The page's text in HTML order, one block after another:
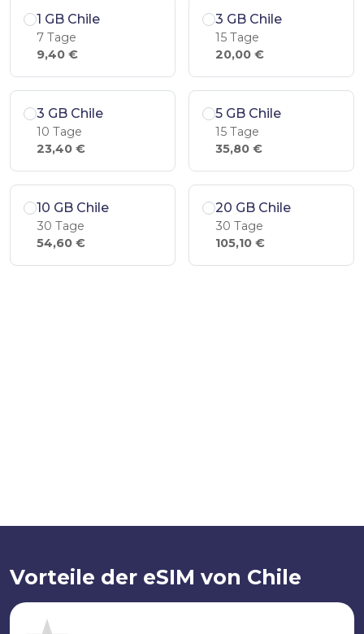
1 GB Chile
7 Tage
9,40 €
3 GB Chile
15 Tage
20,00 €
3 GB Chile
10 Tage
23,40 €
5 GB Chile
15 Tage
35,80 €
10 GB Chile
30 Tage
54,60 €
20 GB Chile
30 Tage
105,10 €
Vorteile der eSIM von Chile